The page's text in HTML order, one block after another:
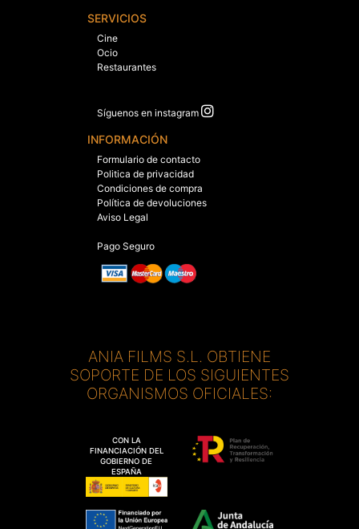
SERVICIOS
Cine
Ocio
Restaurantes
Síguenos en instagram
INFORMACIÓN
Formulario de contacto
Politica de privacidad
Condiciones de compra
Política de devoluciones
Aviso Legal
Pago Seguro
ANIA FILMS S.L. OBTIENE
SOPORTE DE LOS SIGUIENTES
ORGANISMOS OFICIALES:
CON LA
FINANCIACIÓN DEL
GOBIERNO DE
ESPAÑA